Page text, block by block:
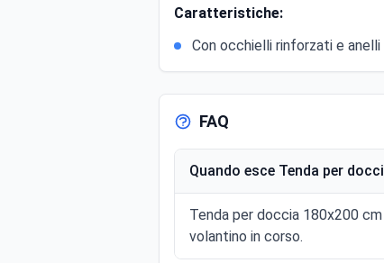
Caratteristiche:
Con occhielli rinforzati e anelli
FAQ
Quando esce Tenda per
Tenda per doccia 180x200
volantino in corso.